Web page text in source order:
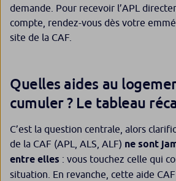
demande. Pour recevoir l’APL
compte, rendez-vous dès votre
site de la CAF.
Quelles aides au
cumuler ? Le tableau
C’est la question centrale, alors
de la CAF (APL, ALS, ALF) ne sont
entre elles : vous touchez celle qui
situation. En revanche, cette aide